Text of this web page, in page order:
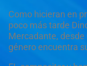
Como hicieran en
poco más tarde
Mercadante,
género encuentra